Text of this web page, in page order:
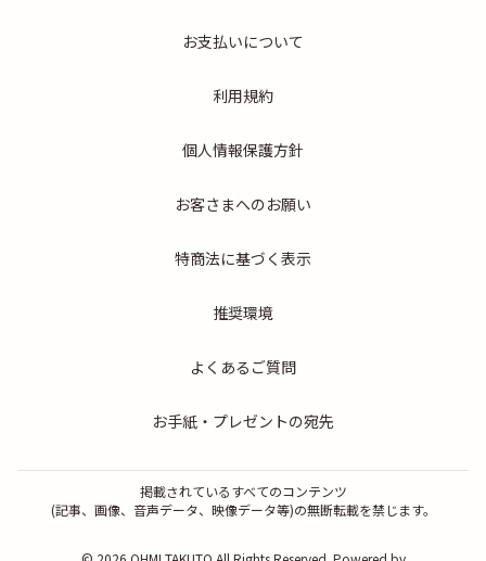
お支払いについて
利用規約
個人情報保護方針
お客さまへのお願い
特商法に基づく表示
推奨環境
よくあるご質問
お手紙・プレゼントの宛先
掲載されているすべてのコンテンツ
(記事、画像、音声データ、映像データ等)の無断転載を禁じます。